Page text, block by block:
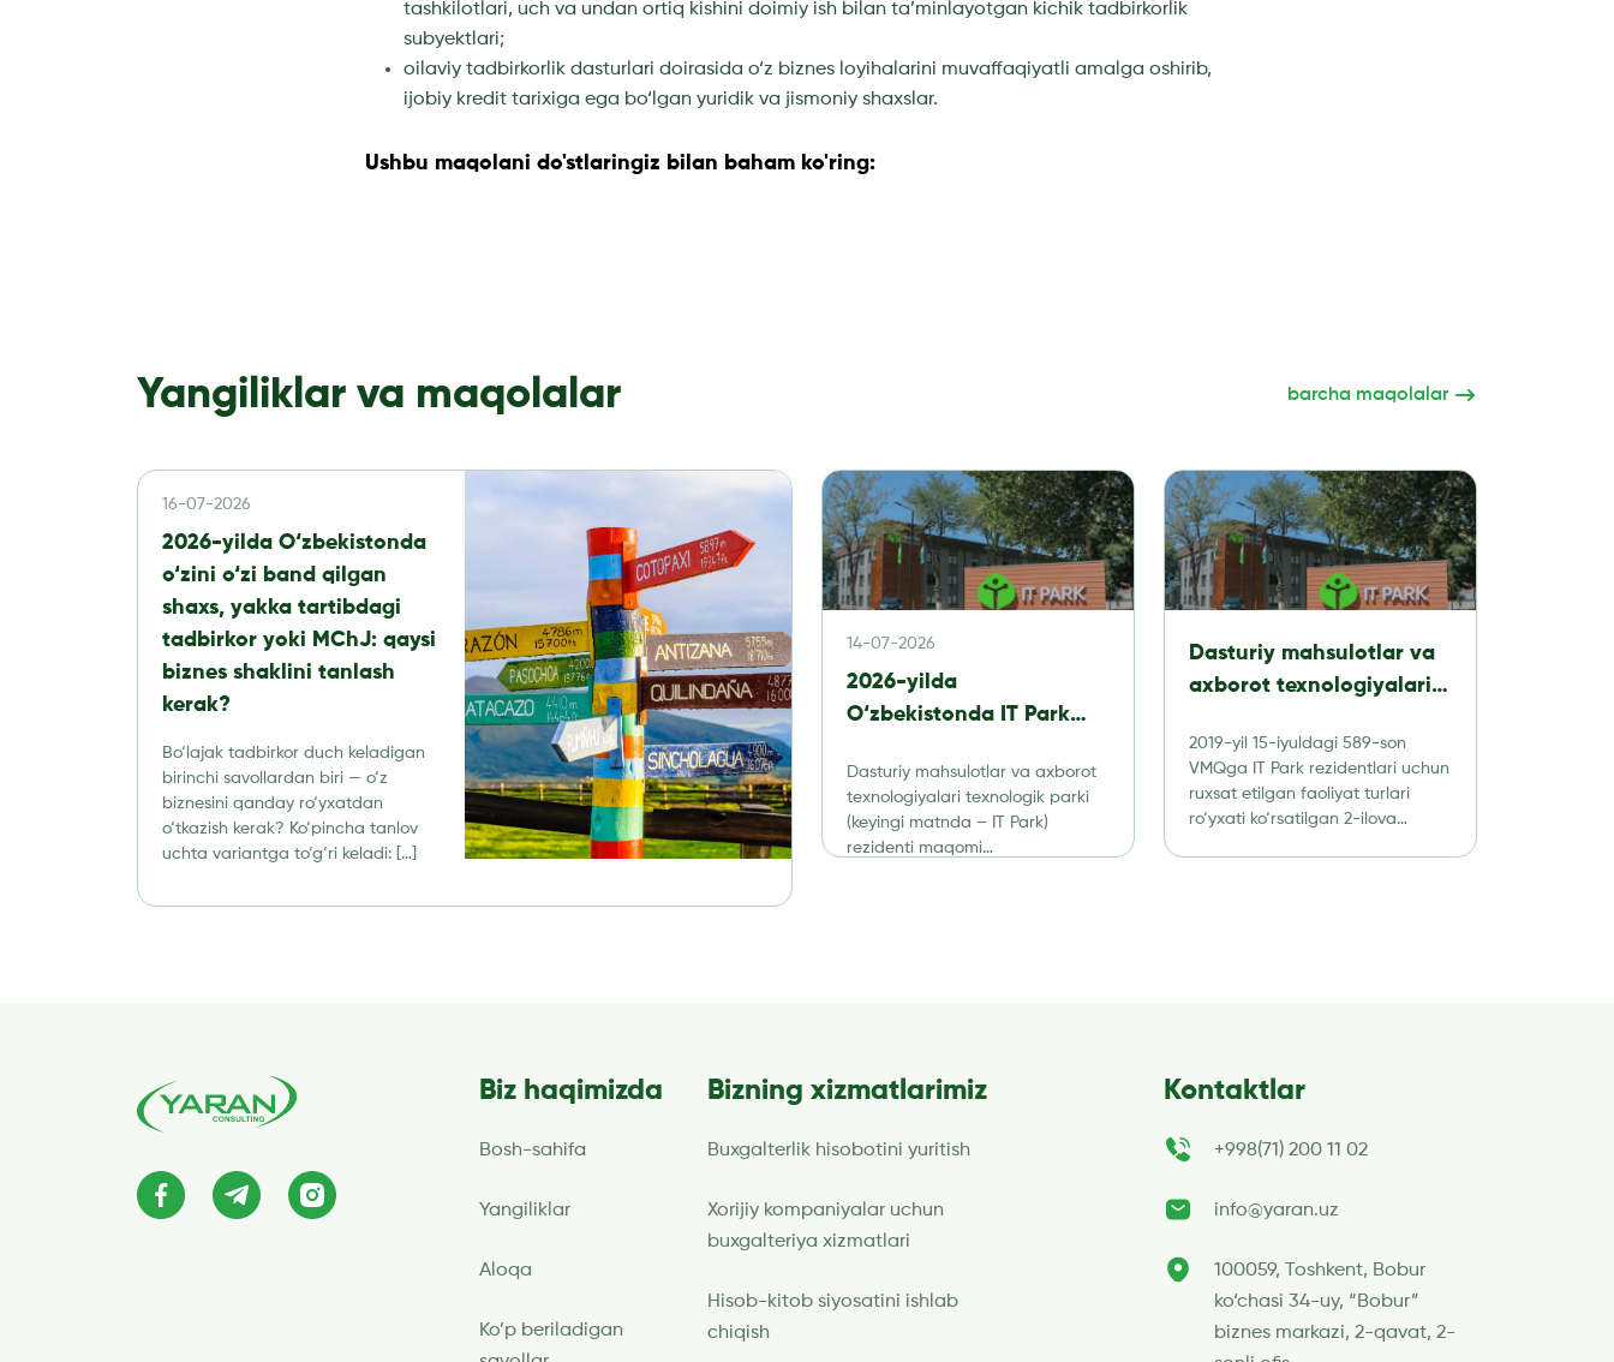
tashkilotlari, uch va undan ortiq kishini doimiy ish bilan ta’minlayotgan kichik tadbirkorlik
subyektlari;
oilaviy tadbirkorlik dasturlari doirasida o‘z biznes loyihalarini muvaffaqiyatli amalga oshirib,
ijobiy kredit tarixiga ega bo‘lgan yuridik va jismoniy shaxslar.
Ushbu maqolani do'stlaringiz bilan baham ko'ring:
Yangiliklar va maqolalar barcha maqolalar
16-07-2026
2026-yilda O‘zbekistonda
o‘zini o‘zi band qilgan
shaxs, yakka tartibdagi
tadbirkor yoki MChJ: qaysi
biznes shaklini tanlash
kerak?
Bo‘lajak tadbirkor duch keladigan
birinchi savollardan biri — o‘z
biznesini qanday ro‘yxatdan
o‘tkazish kerak? Ko‘pincha tanlov
uchta variantga to‘g‘ri keladi: […]
14-07-2026
2026-yilda
O‘zbekistonda IT Park
buxgalteriya hisobi:
soliqlar, hisobot va audit
Dasturiy mahsulotlar va axborot
texnologiyalari texnologik parki
(keyingi matnda – IT Park)
rezidenti maqomi
Dasturiy mahsulotlar va
axborot texnologiyalari
rezidentlari tomonidan
amalga oshirishga ruxsat
etilgan faoliyat turlari
2019-yil 15-iyuldagi 589-son
VMQga IT Park rezidentlari uchun
ruxsat etilgan faoliyat turlari
ro‘yxati ko‘rsatilgan 2-ilova
Biz haqimizda
Bosh-sahifa
Yangiliklar
Aloqa
Ko’p beriladigan
Bizning xizmatlarimiz
Buxgalterlik hisobotini yuritish
Xorijiy kompaniyalar uchun
buxgalteriya xizmatlari
Hisob-kitob siyosatini ishlab
chiqish
Kontaktlar
+998(71) 200 11 02
info@yaran.uz
100059, Toshkent, Bobur
ko‘chasi 34-uy, “Bobur”
biznes markazi, 2-qavat, 2-